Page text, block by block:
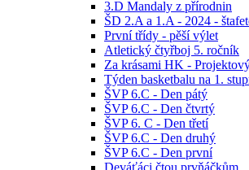
3.D Mandaly z přírodnin
ŠD 2.A a 1.A - 2024 -
První třídy - pěší výlet
Atletický čtyřboj 5. ročník
Za krásami HK -
Týden basketbalu na 1.
ŠVP 6.C - Den pátý
ŠVP 6.C - Den čtvrtý
ŠVP 6. C - Den třetí
ŠVP 6.C - Den druhý
ŠVP 6.C - Den první